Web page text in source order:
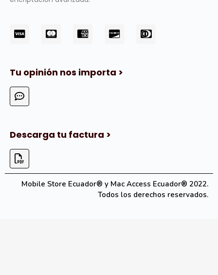
Tu opinión nos importa >
Descarga tu factura >
Mobile Store Ecuador® y Mac Access Ecuador® 2022.
Todos los derechos reservados.